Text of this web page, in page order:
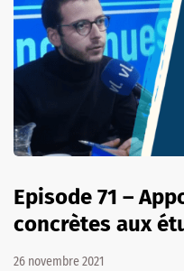
Episode 71 –
concrètes aux
26 novembre 2021